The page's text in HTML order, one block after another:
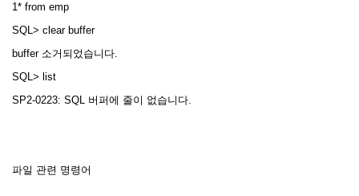
1* from emp
SQL> clear buffer
buffer 소거되었습니다.
SQL> list
SP2-0223: SQL 버퍼에 줄이 없습니다.
파일 관련 명령어